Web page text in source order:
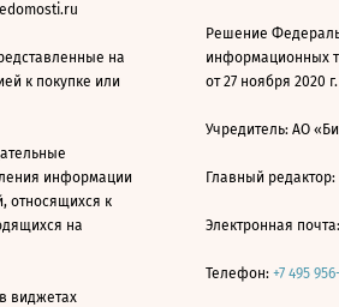
на
к покупке или
информации
относящихся к
на
виджетах
Решение
информационных
от 27 ноября 2020
Учредитель: АО
Главный
Электронная почта:
Телефон: +7 495